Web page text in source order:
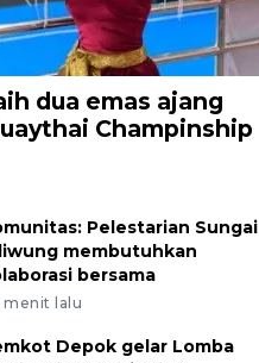
dua emas ajang
Champinship
Pelestarian Sungai
membutuhkan
bersama
menit lalu
Depok gelar Lomba